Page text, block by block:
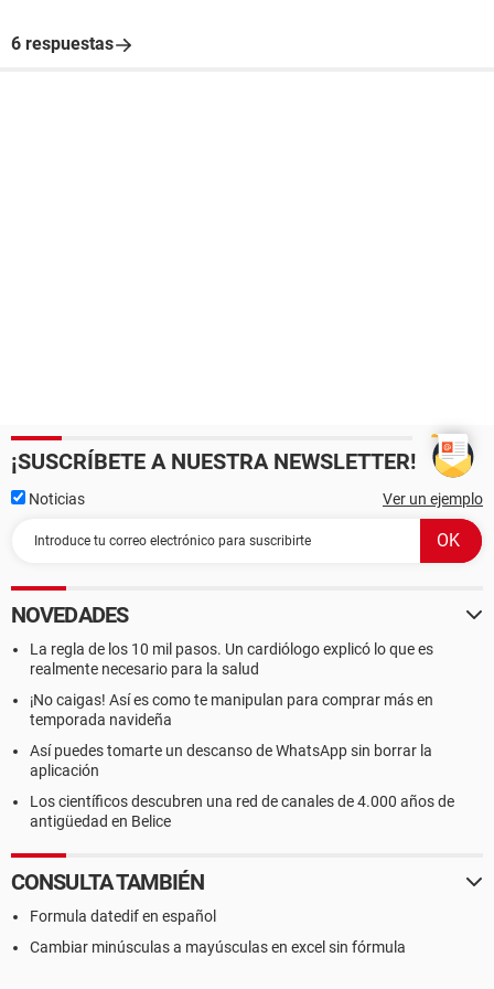
6 respuestas
¡SUSCRÍBETE A NUESTRA NEWSLETTER!
Noticias Ver un ejemplo
NOVEDADES
La regla de los 10 mil pasos. Un cardiólogo explicó lo que es
realmente necesario para la salud
¡No caigas! Así es como te manipulan para comprar más en
temporada navideña
Así puedes tomarte un descanso de WhatsApp sin borrar la
aplicación
Los científicos descubren una red de canales de 4.000 años de
antigüedad en Belice
CONSULTA TAMBIÉN
Formula datedif en español
Cambiar minúsculas a mayúsculas en excel sin fórmula